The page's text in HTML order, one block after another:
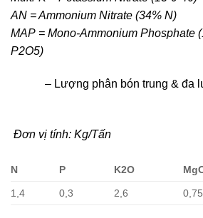
AN = Ammonium Nitrate (34% N)
MAP = Mono-Ammonium Phosphate
P2O5)
– Lượng phân bón trung & đa
Đơn vị tính: Kg/Tấn
N P K2O
1,4 0,3 2,6 0,75